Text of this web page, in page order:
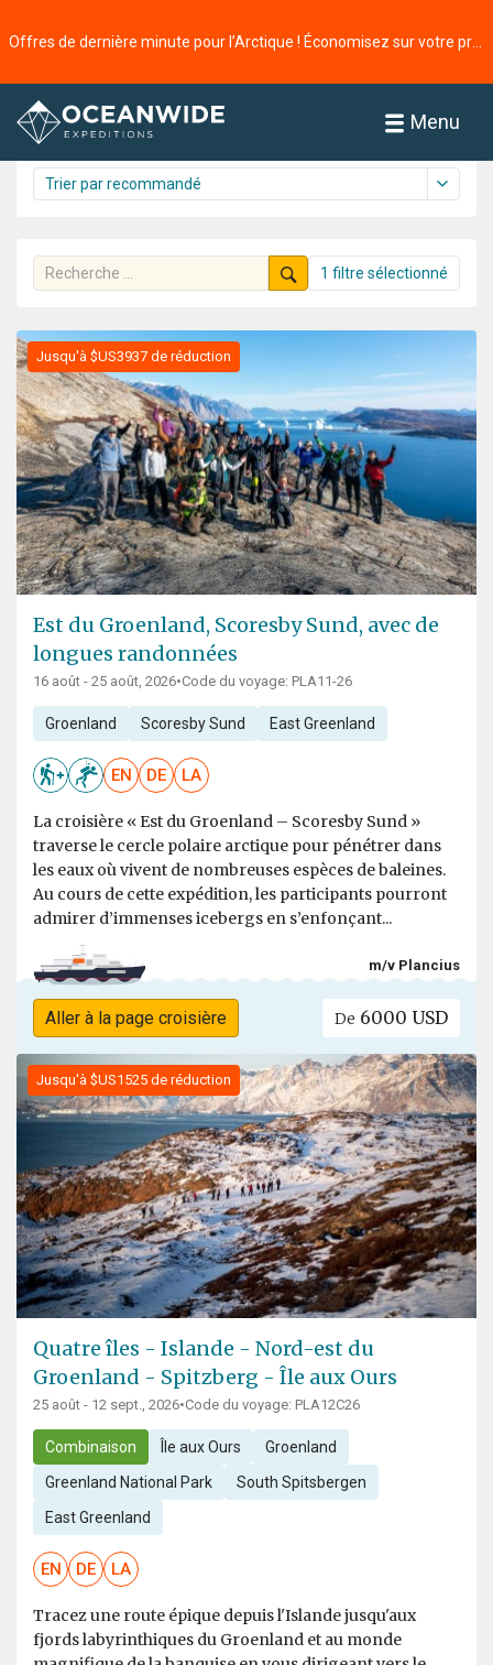
Menu
Croisières
61 croisière trouvée
1 filtre sélectionné
Jusqu'à $US3937 de réduction
Est du Groenland, Scoresby Sund, avec de
longues randonnées
16 août - 25 août, 2026•Code du voyage: PLA11-26
Groenland Scoresby Sund East Greenland
EN DE LA
La croisière « Est du Groenland – Scoresby Sund »
traverse le cercle polaire arctique pour pénétrer dans
les eaux où vivent de nombreuses espèces de baleines.
Au cours de cette expédition, les participants pourront
admirer d’immenses icebergs en s’enfonçant...
m/v Plancius
Aller à la page croisière De 6000 USD
Jusqu'à $US1525 de réduction
Quatre îles - Islande - Nord-est du
Groenland - Spitzberg - Île aux Ours
25 août - 12 sept., 2026•Code du voyage: PLA12C26
Combinaison Île aux Ours Groenland
Greenland National Park South Spitsbergen
East Greenland
EN DE LA
Tracez une route épique depuis l'Islande jusqu'aux
fjords labyrinthiques du Groenland et au monde